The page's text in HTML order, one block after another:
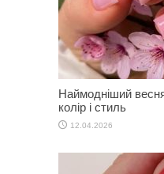
Наймодніший
колір і стиль
12.04.2026